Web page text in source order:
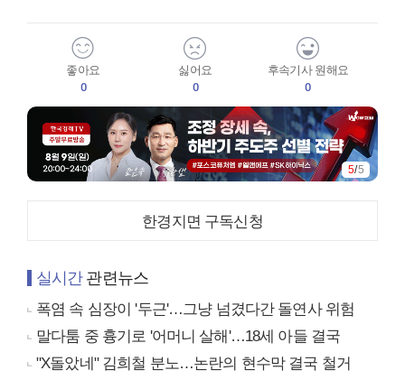
좋아요
0
싫어요
0
후속기사 원해요
0
5/5
한경지면 구독신청
실시간관련뉴스
폭염 속 심장이 '두근'…그냥 넘겼다간 돌연사 위험
말다툼 중 흉기로 '어머니 살해'…18세 아들 결국
"X돌았네" 김희철 분노…논란의 현수막 결국 철거